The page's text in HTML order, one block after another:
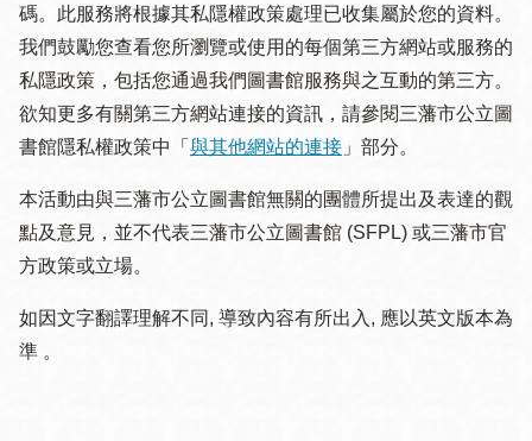
碼。此服務將根據其私隱權政策處理已收集屬於您的資料。
我們鼓勵您查看您所瀏覽或使用的每個第三方網站或服務的
私隱政策，包括您通過我們圖書館服務與之互動的第三方。
欲知更多有關第三方網站連接的資訊，請參閱三藩市公立圖
書館隱私權政策中「 與其他網站的連接 」部分。
本活動由與三藩市公立圖書館無關的團體所提出及表達的觀
點及意見，並不代表三藩市公立圖書館 (SFPL) 或三藩市官
方政策或立場。
如因文字翻譯理解不同, 導致內容有所出入, 應以英文版本為
準 。